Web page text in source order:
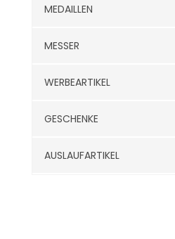
MEDAILLEN
MESSER
WERBEARTIKEL
GESCHENKE
AUSLAUFARTIKEL